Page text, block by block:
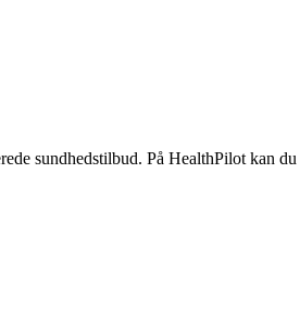
sundhedstilbud. På HealthPilot kan